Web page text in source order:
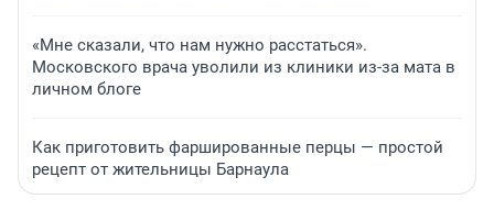
«Мне сказали, что нам нужно расстаться».
Московского врача уволили из клиники из-за мата в
личном блоге
Как приготовить фаршированные перцы — простой
рецепт от жительницы Барнаула